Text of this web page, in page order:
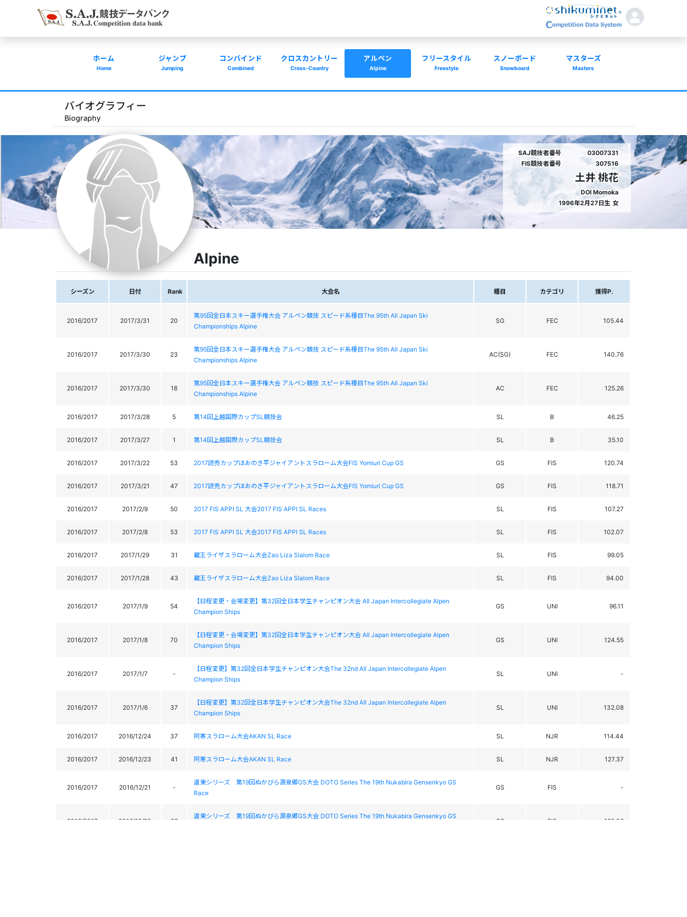
ホーム
Home
ジャンプ
Jumping
コンバインド
Combined
クロスカントリー
Cross-Country
アルペン
Alpine
フリースタイル
Freestyle
スノーボード
Snowboard
マスターズ
Masters
バイオグラフィー
Biography
SAJ競技者番号
03007331
FIS競技者番号
307516
土井 桃花
DOI Momoka
1996年2月27日生 女
Alpine
シーズン 日付 Rank 大会名 種目 カテゴリ 獲得P.
2016/2017 2017/3/31 20
第95回全日本スキー選手権大会 アルペン競技 スピード系種目The 95th All Japan Ski
Championships Alpine
SG FEC 105.44
2016/2017 2017/3/30 23
第95回全日本スキー選手権大会 アルペン競技 スピード系種目The 95th All Japan Ski
Championships Alpine
AC(SG) FEC 140.76
2016/2017 2017/3/30 18
第95回全日本スキー選手権大会 アルペン競技 スピード系種目The 95th All Japan Ski
Championships Alpine
AC FEC 125.26
2016/2017 2017/3/28 5 第14回上越国際カップSL競技会 SL B 46.25
2016/2017 2017/3/27 1 第14回上越国際カップSL競技会 SL B 35.10
2016/2017 2017/3/22 53 2017読売カップほおのき平ジャイアントスラローム大会FIS Yomiuri Cup GS GS FIS 120.74
2016/2017 2017/3/21 47 2017読売カップほおのき平ジャイアントスラローム大会FIS Yomiuri Cup GS GS FIS 118.71
2016/2017 2017/2/9 50 2017 FIS APPI SL 大会2017 FIS APPI SL Races SL FIS 107.27
2016/2017 2017/2/8 53 2017 FIS APPI SL 大会2017 FIS APPI SL Races SL FIS 102.07
2016/2017 2017/1/29 31 蔵王ライザスラローム大会Zao Liza Slalom Race SL FIS 99.05
2016/2017 2017/1/28 43 蔵王ライザスラローム大会Zao Liza Slalom Race SL FIS 94.00
2016/2017 2017/1/9 54
【日程変更・会場変更】第32回全日本学生チャンピオン大会 AII Japan Intercollegiate Alpen
Champion Ships
GS UNI 96.11
2016/2017 2017/1/8 70
【日程変更・会場変更】第32回全日本学生チャンピオン大会 AII Japan Intercollegiate Alpen
Champion Ships
GS UNI 124.55
2016/2017 2017/1/7 -
【日程変更】第32回全日本学生チャンピオン大会The 32nd AII Japan Intercollegiate Alpen
Champion Ships
SL UNI -
2016/2017 2017/1/6 37
【日程変更】第32回全日本学生チャンピオン大会The 32nd AII Japan Intercollegiate Alpen
Champion Ships
SL UNI 132.08
2016/2017 2016/12/24 37 阿寒スラローム大会AKAN SL Race SL NJR 114.44
2016/2017 2016/12/23 41 阿寒スラローム大会AKAN SL Race SL NJR 127.37
2016/2017 2016/12/21 -
道東シリーズ 第19回ぬかびら源泉郷GS大会 DOTO Series The 19th Nukabira Gensenkyo GS
Race
GS FIS -
2016/2017 2016/12/20 98
道東シリーズ 第19回ぬかびら源泉郷GS大会 DOTO Series The 19th Nukabira Gensenkyo GS
GS FIS 125.06